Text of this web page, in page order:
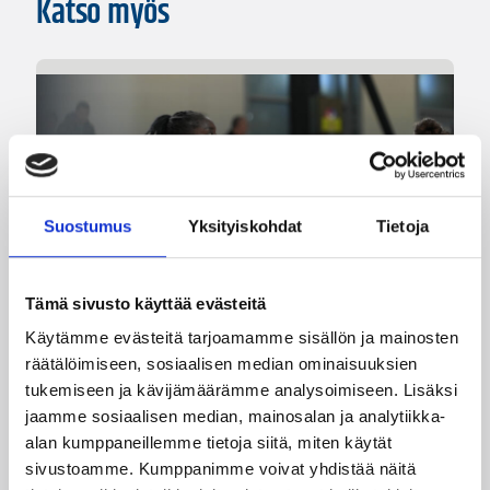
Suostumus Yksityiskohdat Tietoja
Tämä sivusto käyttää evästeitä
Käytämme evästeitä tarjoamamme sisällön ja mainosten
räätälöimiseen, sosiaalisen median ominaisuuksien
tukemiseen ja kävijämäärämme analysoimiseen. Lisäksi
jaamme sosiaalisen median, mainosalan ja analytiikka-
alan kumppaneillemme tietoja siitä, miten käytät
sivustoamme. Kumppanimme voivat yhdistää näitä
Katso myös
Suomalaiset ulkomailla 06.08.2026 09:16
Mystics nousi 20 pisteen takaa